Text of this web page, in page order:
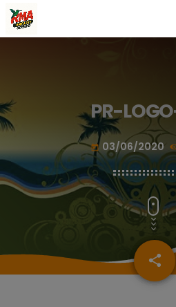
PR-
today 03/06/2020
share
email